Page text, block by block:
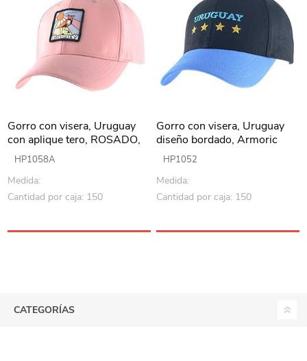
Gorro con visera, Uruguay
con aplique tero, ROSADO,
Armoric
HP1058A
Medida:
Cantidad por caja: 150
Gorro con visera, Uruguay
diseño bordado, Armoric
HP1052
Medida:
Cantidad por caja: 150
CATEGORÍAS